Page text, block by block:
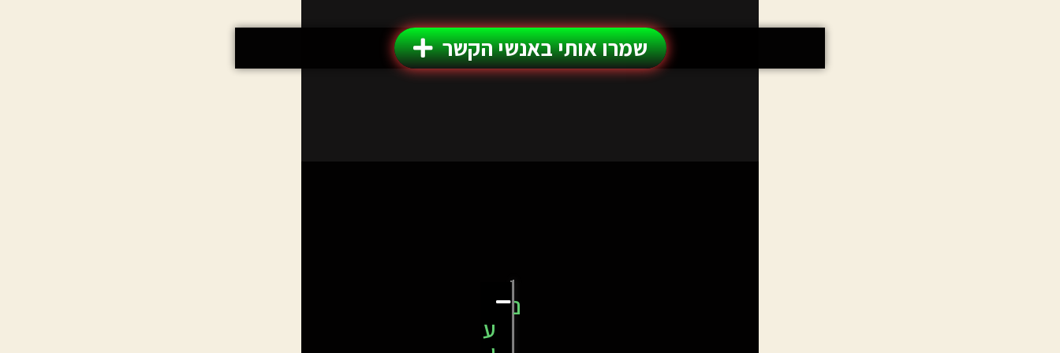
שמרו אותי באנשי הקשר
נ
ע